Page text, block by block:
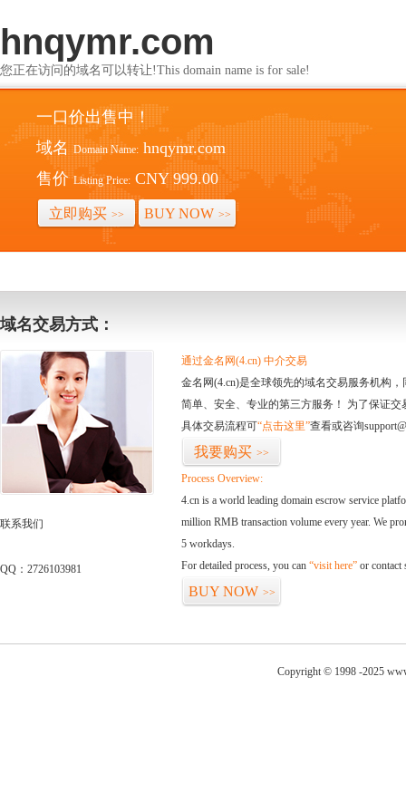
hnqymr.com
您正在访问的域名可以转让!This domain name is for sale!
一口价出售中！
域名 Domain Name: hnqymr.com
售价 Listing Price: CNY 999.00
立即购买 >> BUY NOW >>
域名交易方式：
联系我们
QQ：2726103981
通过金名网(4.cn) 中介交易
金名网(4.cn)是全球领先的域名交易服务机构
简单、安全、专业的第三方服务！ 为了保证
具体交易流程可“点击这里”查看或咨询
我要购买 >>
Process Overview:
4.cn is a world leading domain escrow service
million RMB transaction volume every year. We
5 workdays.
For detailed process, you can “visit here” or contact
BUY NOW >>
Copyright © 1998 -2025